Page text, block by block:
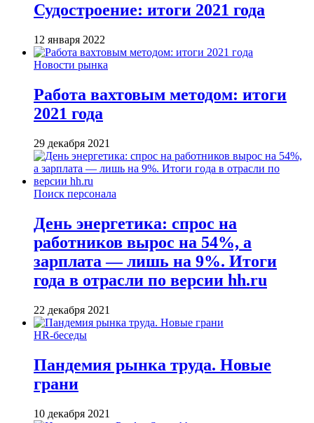
Судостроение: итоги 2021 года
12 января 2022
Новости рынка
Работа вахтовым методом: итоги
2021 года
29 декабря 2021
Поиск персонала
День энергетика: спрос на
работников вырос на 54%, а
зарплата — лишь на 9%. Итоги
года в отрасли по версии hh.ru
22 декабря 2021
HR-беседы
Пандемия рынка труда. Новые
грани
10 декабря 2021